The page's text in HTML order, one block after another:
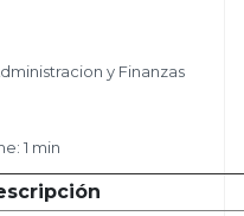
y Finanzas
1 min